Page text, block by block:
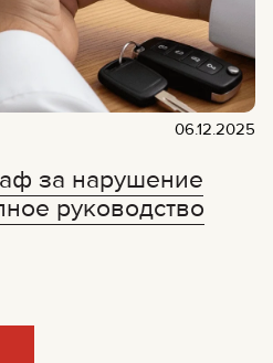
06.12.2025
за нарушение
руководство